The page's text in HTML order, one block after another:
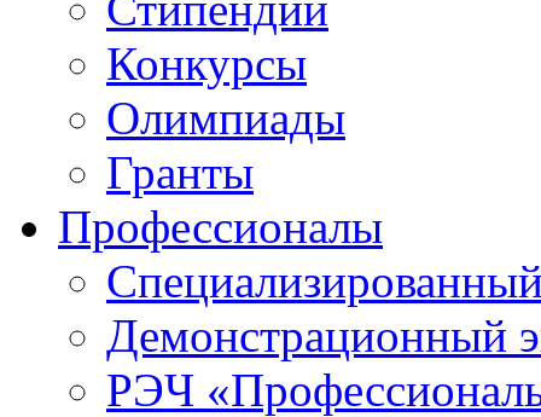
Конкурсы
Олимпиады
Гранты
Профессионалы
Демонстрационный
РЭЧ